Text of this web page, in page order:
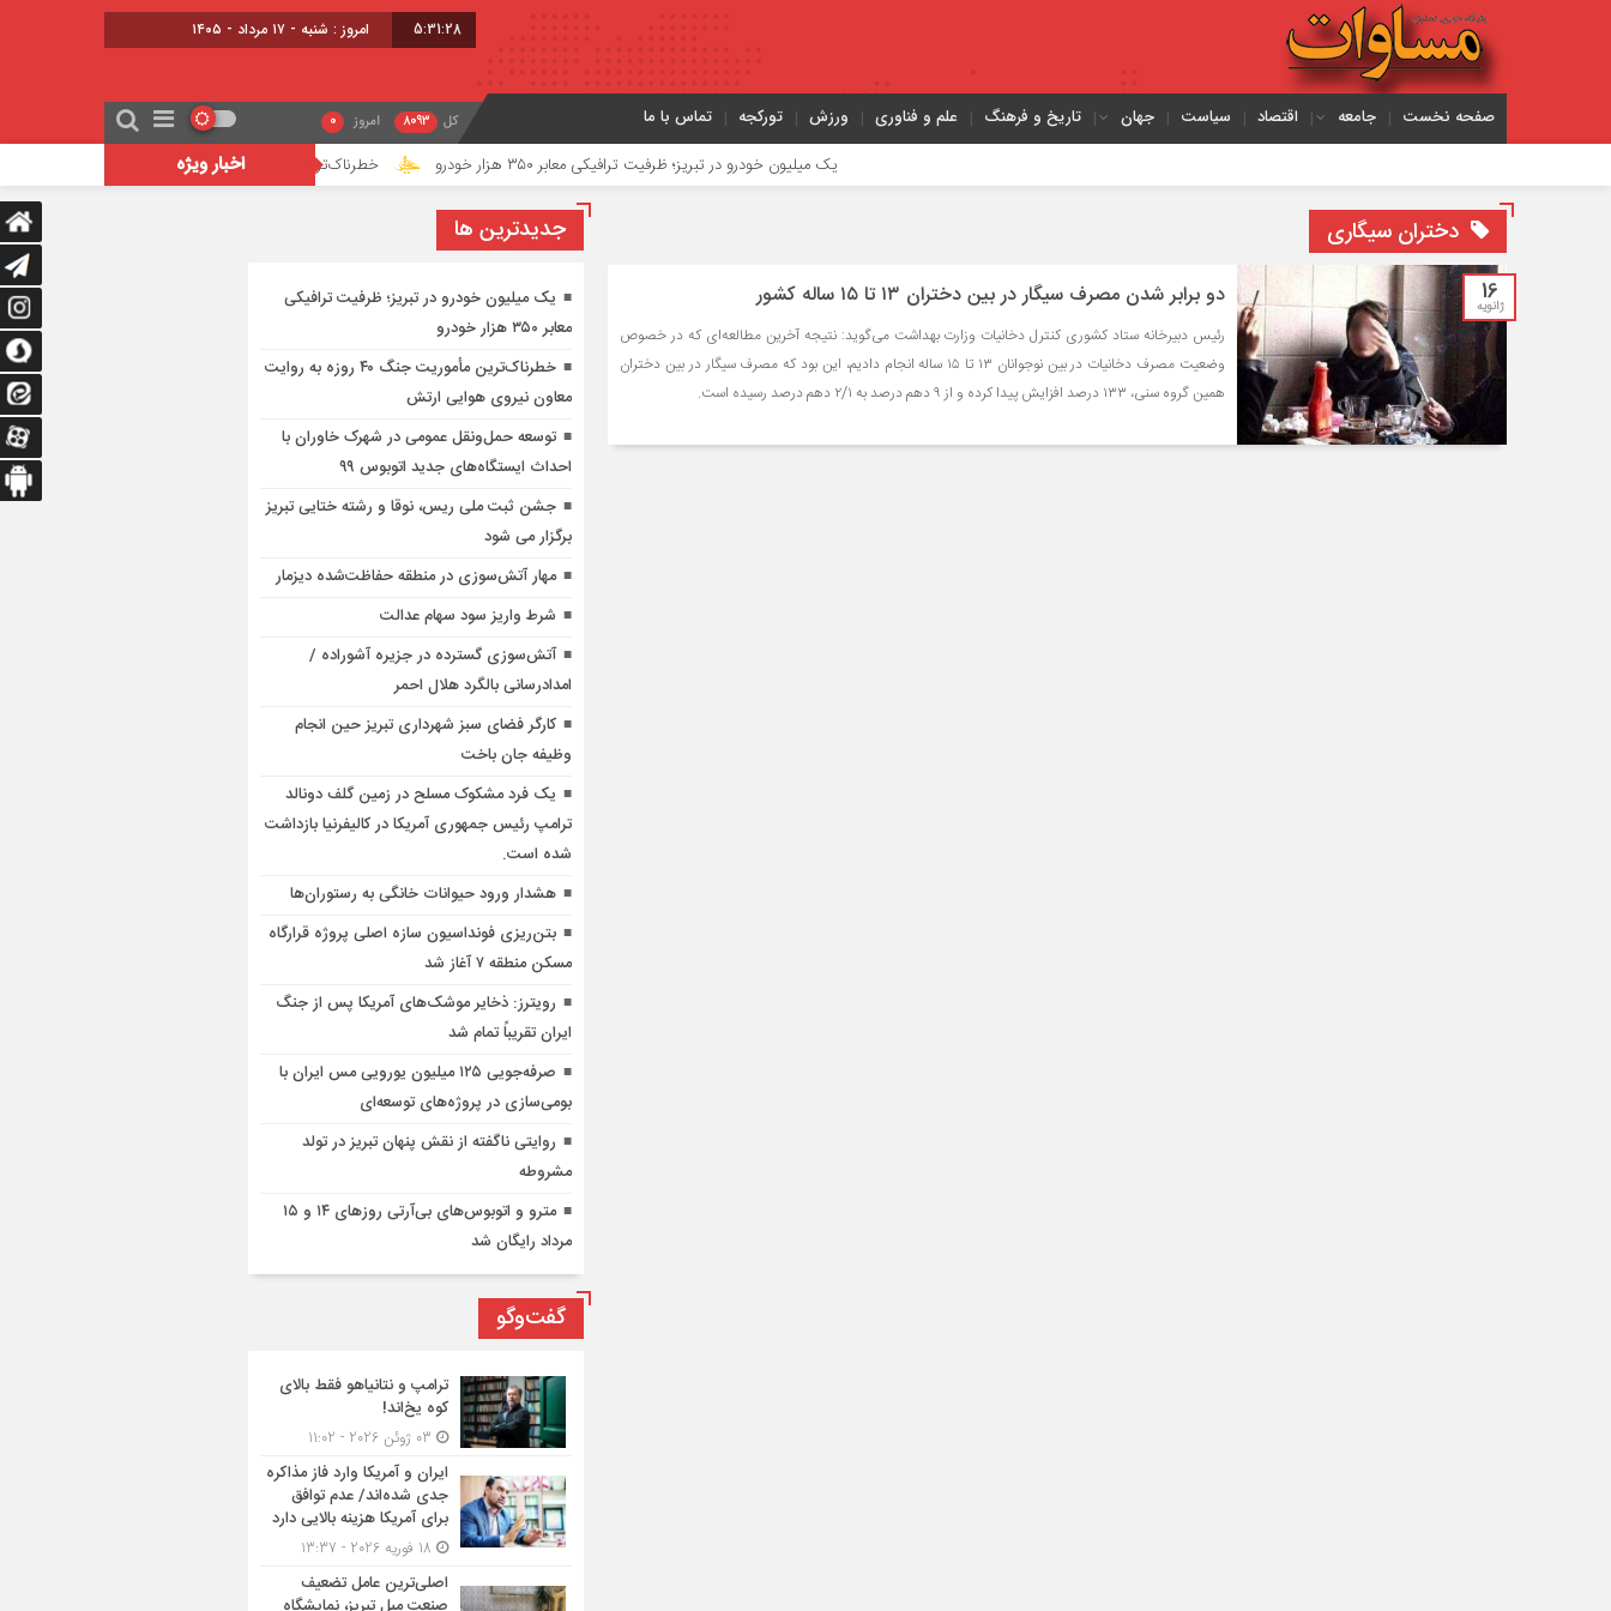
5:31:28 امروز : شنبه - ۱۷ مرداد - ۱۴۰۵
صفحه نخست جامعه اقتصاد سیاست جهان تاریخ و فرهنگ علم و فناوری ورزش تورکجه تماس با ما کل 8093 امروز 0
اخبار ویژه یک میلیون خودرو در تبریز؛ ظرفیت ترافیکی معابر ۳۵۰ هزار خودرو خطرناک‌ترین مأموریت جنگ ۴۰ روزه به روایت معاون نیروی هوایی ارتش
دختران سیگاری
16
ژانویه دو برابر شدن مصرف سیگار در بین دختران ۱۳ تا ۱۵ ساله کشور
رئیس دبیرخانه ستاد کشوری کنترل دخانیات وزارت بهداشت می‌گوید: نتیجه آخرین مطالعه‌ای که در خصوص
وضعیت مصرف دخانیات در بین نوجوانان ۱۳ تا ۱۵ ساله انجام دادیم، این بود که مصرف سیگار در بین دختران
همین گروه سنی، ۱۳۳ درصد افزایش پیدا کرده و از ۹ دهم درصد به ۲/۱ دهم درصد رسیده است.
جديدترين ها
یک میلیون خودرو در تبریز؛ ظرفیت ترافیکی
معابر ۳۵۰ هزار خودرو
خطرناک‌ترین مأموریت جنگ ۴۰ روزه به روایت
معاون نیروی هوایی ارتش
توسعه حمل‌ونقل عمومی در شهرک خاوران با
احداث ایستگاه‌های جدید اتوبوس ۹۹
جشن ثبت ملی ریس، نوقا و رشته ختایی تبریز
برگزار می شود
مهار آتش‌سوزی در منطقه حفاظت‌شده دیزمار
شرط واریز سود سهام عدالت
آتش‌سوزی گسترده در جزیره آشوراده /
امدادرسانی بالگرد هلال احمر
کارگر فضای سبز شهرداری تبریز حین انجام
وظیفه جان باخت
یک فرد مشکوک مسلح در زمین گلف دونالد
ترامپ رئیس جمهوری آمریکا در کالیفرنیا بازداشت
شده است.
هشدار ورود حیوانات خانگی به رستوران‌ها
بتن‌ریزی فونداسیون سازه اصلی پروژه قرارگاه
مسکن منطقه ۷ آغاز شد
رویترز: ذخایر موشک‌های آمریکا پس از جنگ
ایران تقریباً تمام شد
صرفه‌جویی ۱۲۵ میلیون یورویی مس ایران با
بومی‌سازی در پروژه‌های توسعه‌ای
روایتی ناگفته از نقش پنهان تبریز در تولد
مشروطه
مترو و اتوبوس‌های بی‌آرتی روزهای ۱۴ و ۱۵
مرداد رایگان شد
گفت‌وگو
ترامپ و نتانیاهو فقط بالای
کوه یخ‌اند!
ایران و آمریکا وارد فاز مذاکره
جدی شده‌اند/ عدم توافق
برای آمریکا هزینه بالایی دارد
اصلی‌ترین عامل تضعیف